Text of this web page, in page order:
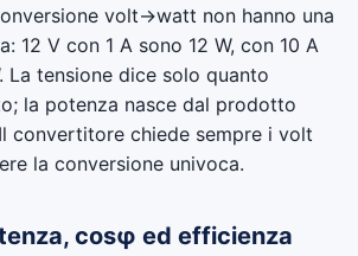
volt→watt non hanno una
12 V con 1 A sono 12 W, con 10 A
La tensione dice solo quanto
la potenza nasce dal prodotto
convertitore chiede sempre i volt
la conversione univoca.
cosφ ed efficienza